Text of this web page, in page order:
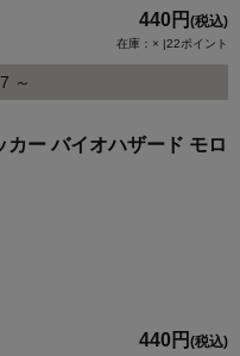
440円 (税込)
在庫：× |22ポイント
～
ー バイオハザード モロ
440円 (税込)